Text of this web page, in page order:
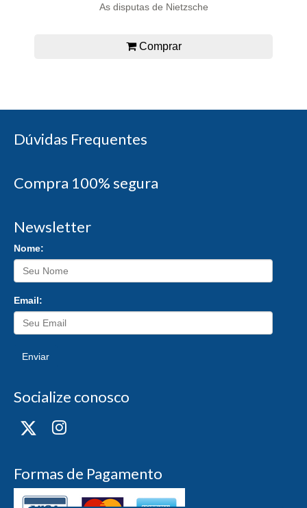
As disputas de Nietzsche
Comprar
Dúvidas Frequentes
Compra 100% segura
Newsletter
Nome:
Email:
Enviar
Socialize conosco
Formas de Pagamento